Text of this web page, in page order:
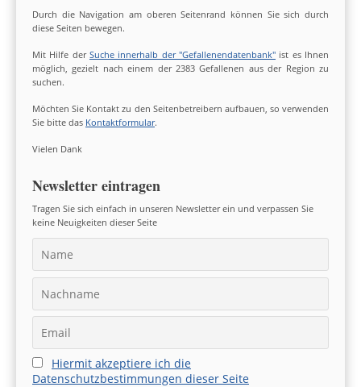
Durch die Navigation am oberen Seitenrand können Sie sich durch
diese Seiten bewegen.
Mit Hilfe der Suche innerhalb der "Gefallenendatenbank" ist es Ihnen
möglich, gezielt nach einem der 2383 Gefallenen aus der Region zu
suchen.
Möchten Sie Kontakt zu den Seitenbetreibern aufbauen, so verwenden
Sie bitte das Kontaktformular.
Vielen Dank
Newsletter eintragen
Tragen Sie sich einfach in unseren Newsletter ein und verpassen Sie
keine Neuigkeiten dieser Seite
Hiermit akzeptiere ich die
Datenschutzbestimmungen dieser Seite